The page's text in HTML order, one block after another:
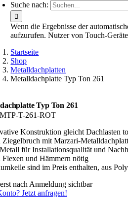
Suche nach:
Wenn die Ergebnisse der
aufzurufen. Nutzer von Touch-
Startseite
Shop
Metalldachplatten
Metalldachplatte Typ Ton 261
Typ Ton 261
MTP-T-261-ROT
Konstruktion gleicht Dachlasten
mit Marzari-
für Installationsqualität und
und Hämmern nötig
sind im Preis enthalten, aus
nach Anmeldung sichtbar
Jetzt anfragen!